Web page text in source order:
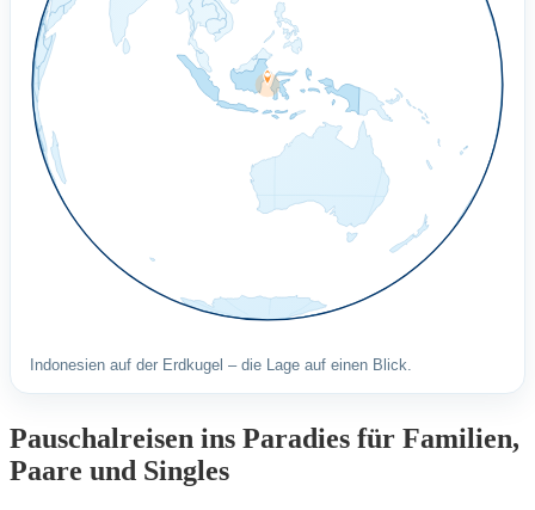
Indonesien auf der Erdkugel – die Lage auf einen Blick.
Pauschalreisen ins Paradies für Familien,
Paare und Singles